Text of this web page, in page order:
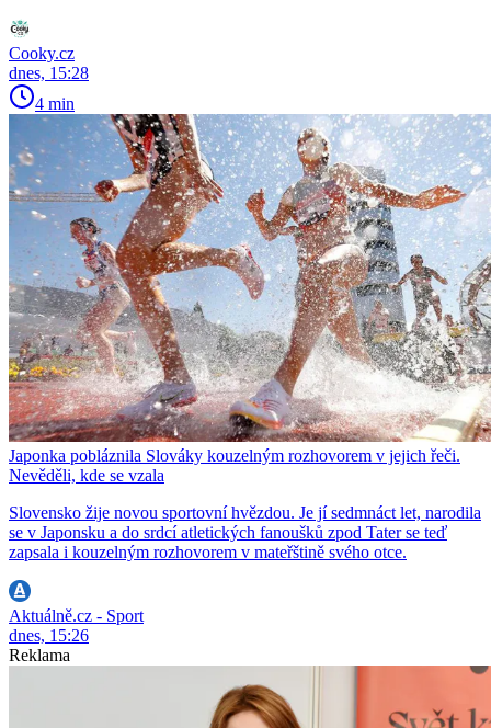
Cooky.cz
dnes, 15:28
4 min
Japonka pobláznila Slováky kouzelným rozhovorem v jejich řeči.
Nevěděli, kde se vzala
Slovensko žije novou sportovní hvězdou. Je jí sedmnáct let, narodila
se v Japonsku a do srdcí atletických fanoušků zpod Tater se teď
zapsala i kouzelným rozhovorem v mateřštině svého otce.
Aktuálně.cz - Sport
dnes, 15:26
Reklama